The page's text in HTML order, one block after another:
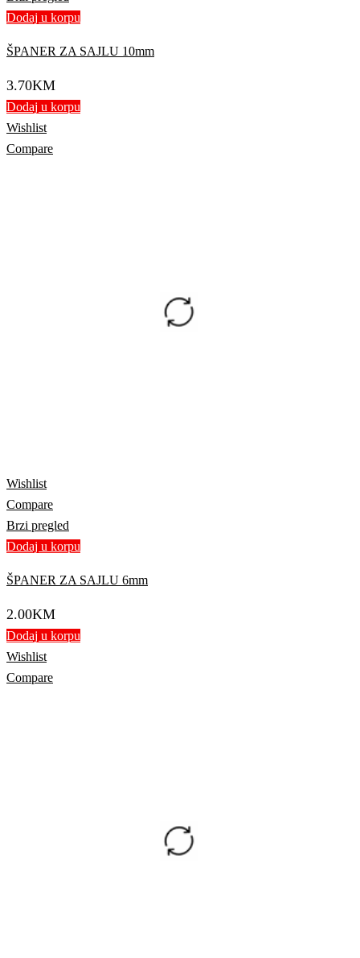
Dodaj u korpu
ŠPANER ZA SAJLU 10mm
3.70KM
Dodaj u korpu
Wishlist
Compare
Wishlist
Compare
Brzi pregled
Dodaj u korpu
ŠPANER ZA SAJLU 6mm
2.00KM
Dodaj u korpu
Wishlist
Compare